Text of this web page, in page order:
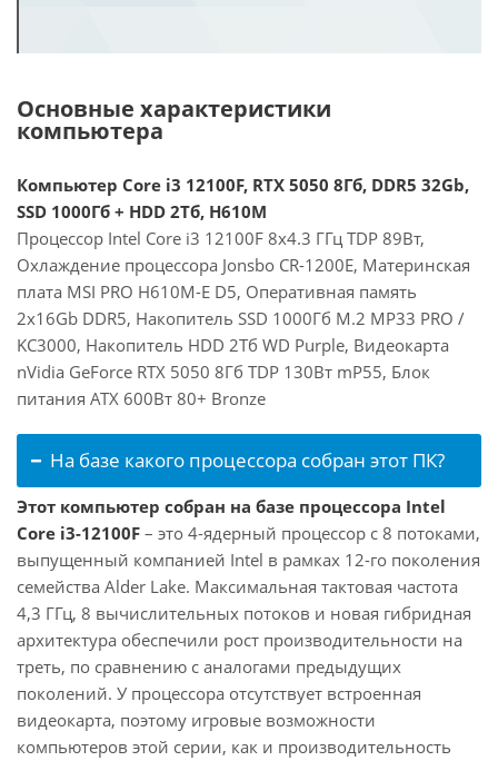
Основные характеристики
компьютера
Компьютер Core i3 12100F, RTX 5050 8Гб, DDR5 32Gb,
SSD 1000Гб + HDD 2Тб, H610M
Процессор Intel Core i3 12100F 8x4.3 ГГц TDP 89Вт,
Охлаждение процессора Jonsbo CR-1200E, Материнская
плата MSI PRO H610M-E D5, Оперативная память
2x16Gb DDR5, Накопитель SSD 1000Гб M.2 MP33 PRO /
KC3000, Накопитель HDD 2Тб WD Purple, Видеокарта
nVidia GeForce RTX 5050 8Гб TDP 130Вт mP55, Блок
питания ATX 600Вт 80+ Bronze
На базе какого процессора собран этот ПК?
Этот компьютер собран на базе процессора Intel
Core i3-12100F – это 4-ядерный процессор с 8 потоками,
выпущенный компанией Intel в рамках 12-го поколения
семейства Alder Lake. Максимальная тактовая частота
4,3 ГГц, 8 вычислительных потоков и новая гибридная
архитектура обеспечили рост производительности на
треть, по сравнению с аналогами предыдущих
поколений. У процессора отсутствует встроенная
видеокарта, поэтому игровые возможности
компьютеров этой серии, как и производительность